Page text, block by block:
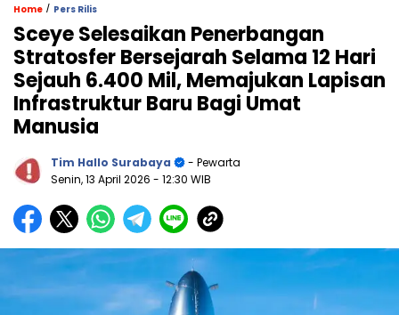
Home / Pers Rilis
Sceye Selesaikan Penerbangan
Stratosfer Bersejarah Selama 12 Hari
Sejauh 6.400 Mil, Memajukan Lapisan
Infrastruktur Baru Bagi Umat
Manusia
Tim Hallo Surabaya
- Pewarta
Senin, 13 April 2026 - 12:30 WIB